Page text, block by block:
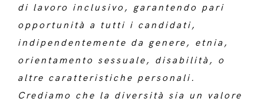
di lavoro inclusivo, garantendo pari
opportunità a tutti i candidati,
indipendentemente da genere, etnia,
orientamento sessuale, disabilità, o
altre caratteristiche personali.
Crediamo che la diversità sia un valore